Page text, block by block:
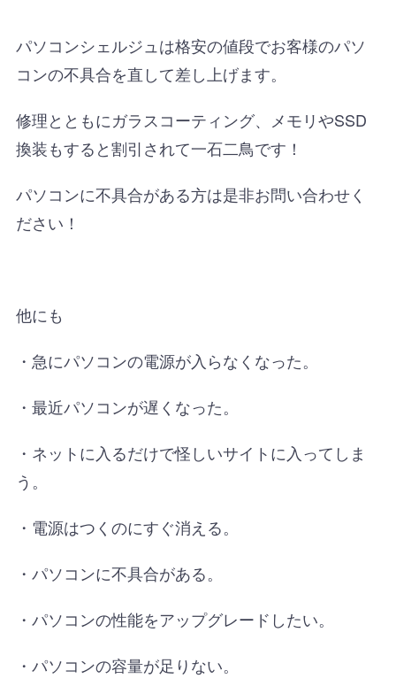
パソコンシェルジュは格安の値段でお客様のパソ
コンの不具合を直して差し上げます。
修理とともにガラスコーティング、メモリやSSD
換装もすると割引されて一石二鳥です！
パソコンに不具合がある方は是非お問い合わせく
ださい！
他にも
・急にパソコンの電源が入らなくなった。
・最近パソコンが遅くなった。
・ネットに入るだけで怪しいサイトに入ってしま
う。
・電源はつくのにすぐ消える。
・パソコンに不具合がある。
・パソコンの性能をアップグレードしたい。
・パソコンの容量が足りない。